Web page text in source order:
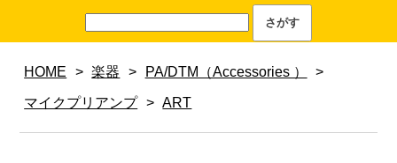
HOME > 楽器 > PA/DTM（Accessories ） >
マイクプリアンプ > ART